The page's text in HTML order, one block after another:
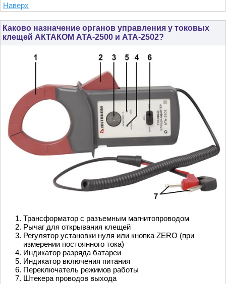
Наверх
Каково назначение органов управления у токовых
клещей АКТАКОМ АТА-2500 и АТА-2502?
Трансформатор с разъемным магнитопроводом
Рычаг для открывания клещей
Регулятор установки нуля или кнопка ZERO (при
измерении постоянного тока)
Индикатор разряда батареи
Индикатор включения питания
Переключатель режимов работы
Штекера проводов выхода